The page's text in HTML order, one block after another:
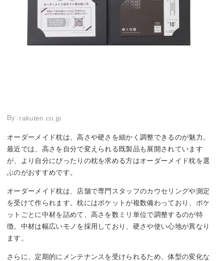
By: rakuten.co.jp
オーダーメイド枕は、高さや硬さを細かく調整できるのが魅力。
最近では、高さを自分で変えられる既製品も展開されています
が、より自分にぴったりの枕を求める方はオーダーメイド枕を選
ぶのがおすすめです。
オーダーメイド枕は、店舗で専門スタッフのカウセリングや測定
を受けて作られます。枕にはポケットが複数備わっており、ポケ
ットごとに中材を詰めて、高さを数ミリ単位で調整するのが特
徴。中材は幅広いモノを採用しており、硬さや使い心地が異なり
ます。
さらに、定期的にメンテナンスを受けられるため、体型の変化な